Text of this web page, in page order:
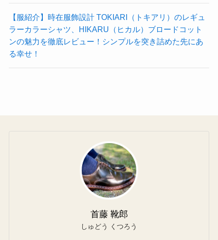
【服紹介】時在服飾設計 TOKIARI（トキアリ）のレギュ
ラーカラーシャツ、HIKARU（ヒカル）ブロードコット
ンの魅力を徹底レビュー！シンプルを突き詰めた先にあ
る幸せ！
首藤 靴郎
しゅどう くつろう